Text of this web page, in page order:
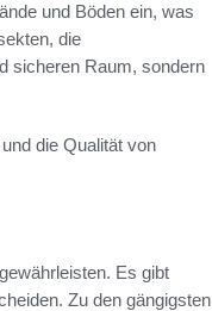
und Böden ein, was
die
sicheren Raum, sondern
die Qualität von
Es gibt
Zu den gängigsten